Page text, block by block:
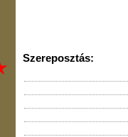
Szereposztás: